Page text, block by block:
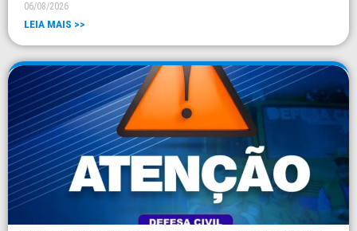
06/08/2026
LEIA MAIS >>